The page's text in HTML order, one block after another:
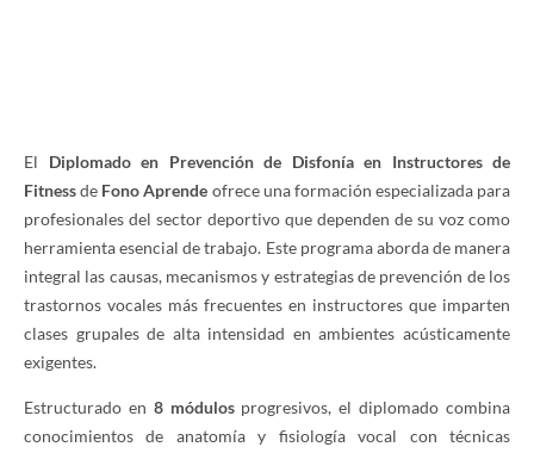
El Diplomado en Prevención de Disfonía en Instructores de
Fitnessde Fono Aprende ofrece una formación especializada para
profesionales del sector deportivo que dependen de su voz como
herramienta esencial de trabajo. Este programa aborda de manera
integral las causas, mecanismos y estrategias de prevención de los
trastornos vocales más frecuentes en instructores que imparten
clases grupales de alta intensidad en ambientes acústicamente
exigentes.
Estructurado en 8 módulosprogresivos, el diplomado combina
conocimientos de anatomía y fisiología vocal con técnicas